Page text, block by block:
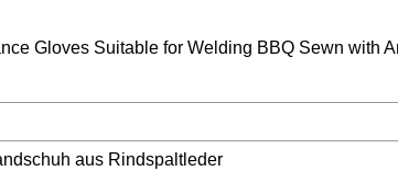
aus Rindspaltleder